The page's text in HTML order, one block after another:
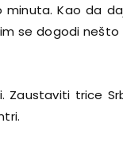
minuta. Kao da
se dogodi nešto
trice